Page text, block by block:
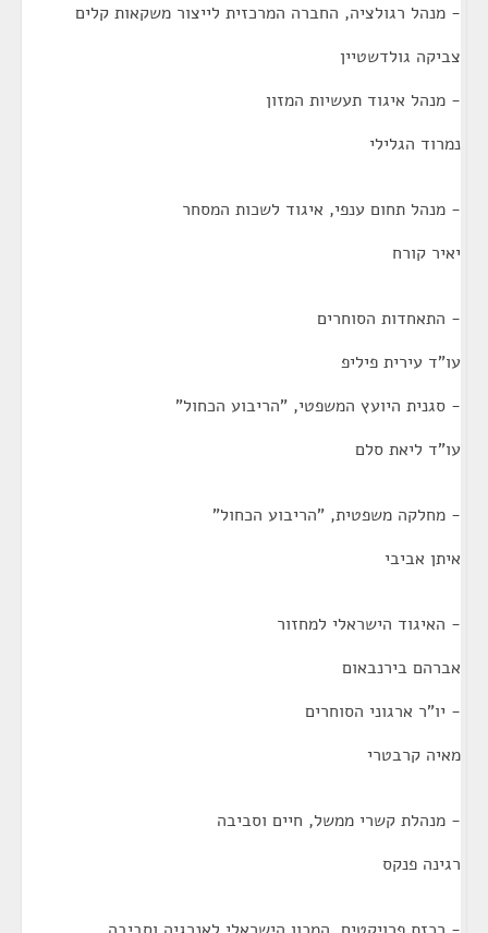
- מנהל רגולציה, החברה המרכזית לייצור משקאות קלים
צביקה גולדשטיין
- מנהל איגוד תעשיות המזון
נמרוד הגלילי
- מנהל תחום ענפי, איגוד לשכות המסחר
יאיר קורח
- התאחדות הסוחרים
עו"ד עירית פיליפ
- סגנית היועץ המשפטי, "הריבוע הכחול"
עו"ד ליאת סלם
- מחלקה משפטית, "הריבוע הכחול"
איתן אביבי
- האיגוד הישראלי למחזור
אברהם בירנבאום
- יו"ר ארגוני הסוחרים
מאיה קרבטרי
- מנהלת קשרי ממשל, חיים וסביבה
רגינה פנקס